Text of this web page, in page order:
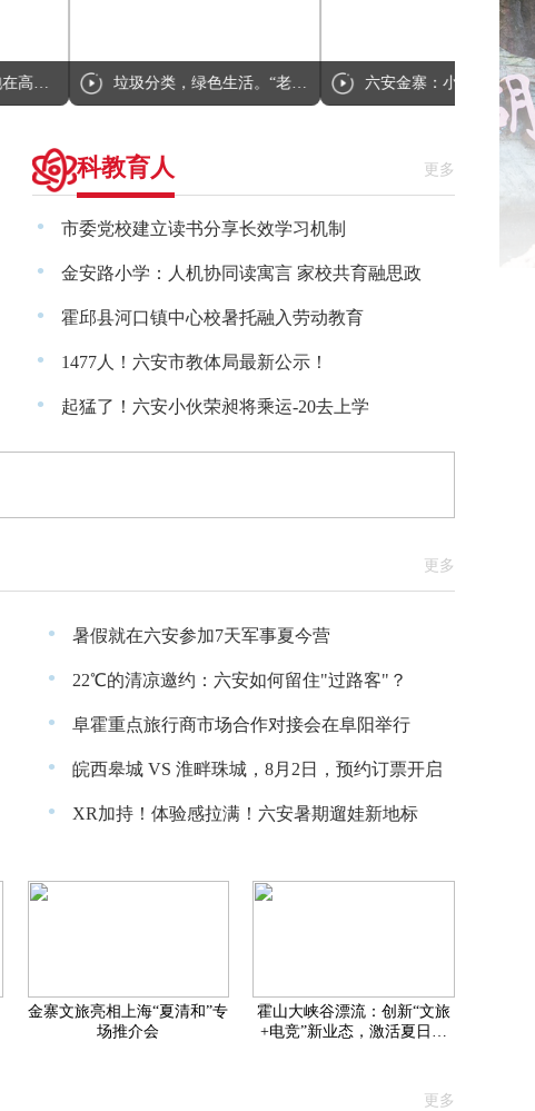
垃圾分类，绿色生活。“老邻居”引领社区绿色新风尚！ 六安金寨：小灵芝大产业
科教育人 更多
· 市委党校建立读书分享长效学习机制
· 金安路小学：人机协同读寓言 家校共育融思政
· 霍邱县河口镇中心校暑托融入劳动教育
· 1477人！六安市教体局最新公示！
· 起猛了！六安小伙荣昶将乘运-20去上学
更多
· 暑假就在六安参加7天军事夏今营
· 22℃的清凉邀约：六安如何留住"过路客"？
· 阜霍重点旅行商市场合作对接会在阜阳举行
· 皖西皋城 VS 淮畔珠城，8月2日，预约订票开启
· XR加持！体验感拉满！六安暑期遛娃新地标
金寨文旅亮相上海“夏清和”专
场推介会
霍山大峡谷漂流：创新“文旅
+电竞”新业态，激活夏日消
更多